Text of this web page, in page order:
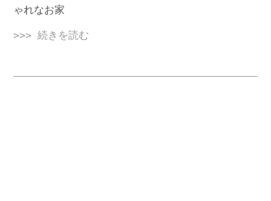
ゃれなお家
>>> 続きを読む